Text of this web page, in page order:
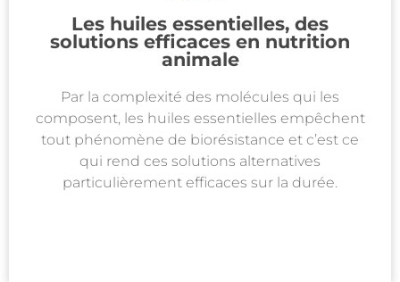
Les huiles essentielles, des
solutions efficaces en nutrition
animale
Par la complexité des molécules qui les
composent, les huiles essentielles empêchent
tout phénomène de biorésistance et c’est ce
qui rend ces solutions alternatives
particulièrement efficaces sur la durée.